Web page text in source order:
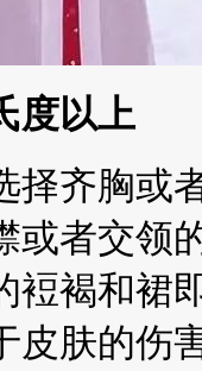
度以上
择齐胸或
或者交领
裋褐和裙
皮肤的伤